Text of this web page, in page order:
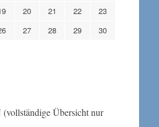
20 21 22
23
27 28 29
30
Übersicht nur